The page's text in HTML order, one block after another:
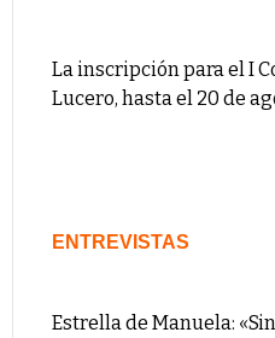
La inscripción para el I
Lucero, hasta el 20 de
ENTREVISTAS
Estrella de Manuela: